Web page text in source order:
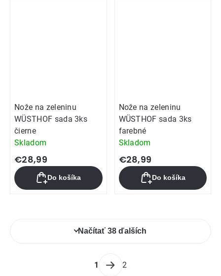
Nože na zeleninu
WÜSTHOF sada 3ks
čierne
Skladom
€28,99
Do košíka
Nože na zeleninu
WÜSTHOF sada 3ks
farebné
Skladom
€28,99
Do košíka
Ovládacie
Načítať 38 ďalších
Stránkovanie
1 2